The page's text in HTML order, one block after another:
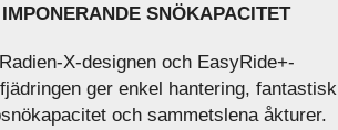
IMPONERANDE SNÖKAPACITET
Radien-X-designen och EasyRide+-
ger enkel hantering, fantastisk
och sammetslena åkturer.